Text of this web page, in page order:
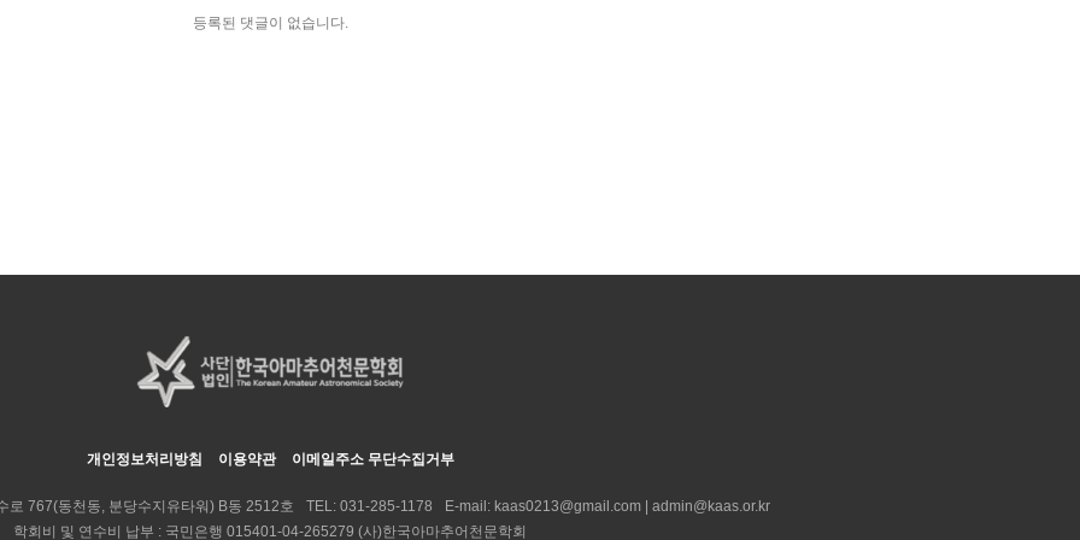
등록된 댓글이 없습니다.
개인정보처리방침 이용약관 이메일주소 무단수집거부
로 767(동천동, 분당수지유타워) B동 2512호 TEL: 031-285-1178 E-mail: kaas0213@gmail.com | admin@kaas.or.kr
학회비 및 연수비 납부 : 국민은행 015401-04-265279 (사)한국아마추어천문학회